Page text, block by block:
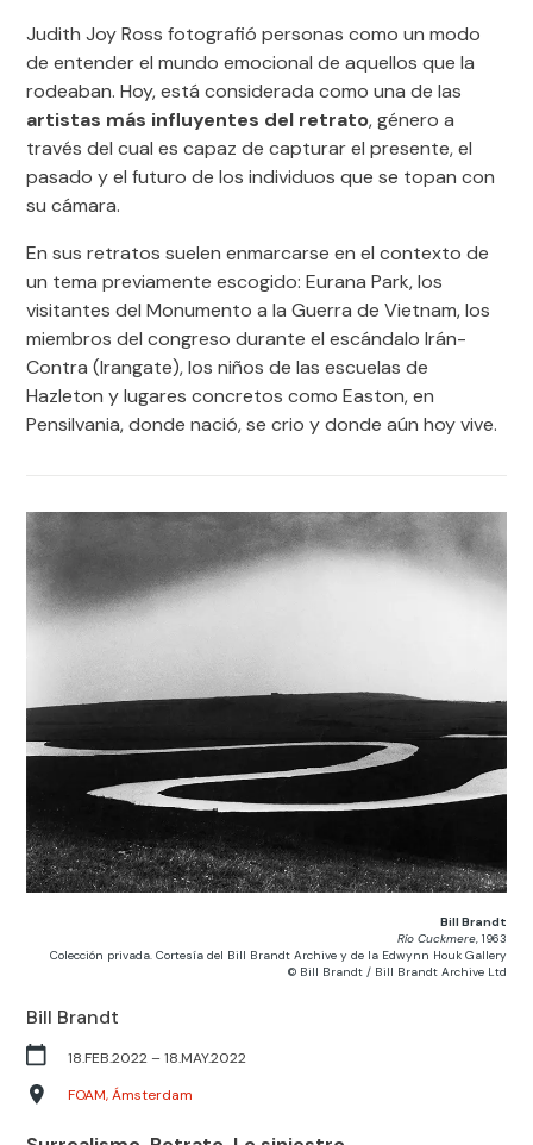
Judith Joy Ross fotografió personas como un modo
de entender el mundo emocional de aquellos que la
rodeaban. Hoy, está considerada como una de las
artistas más influyentes del retrato, género a
través del cual es capaz de capturar el presente, el
pasado y el futuro de los individuos que se topan con
su cámara.
En sus retratos suelen enmarcarse en el contexto de
un tema previamente escogido: Eurana Park, los
visitantes del Monumento a la Guerra de Vietnam, los
miembros del congreso durante el escándalo Irán-
Contra (Irangate), los niños de las escuelas de
Hazleton y lugares concretos como Easton, en
Pensilvania, donde nació, se crio y donde aún hoy vive.
Bill Brandt
Río Cuckmere, 1963
Colección privada. Cortesía del Bill Brandt Archive y de la Edwynn Houk Gallery
© Bill Brandt / Bill Brandt Archive Ltd
Bill Brandt
18.FEB.2022 – 18.MAY.2022
FOAM, Ámsterdam